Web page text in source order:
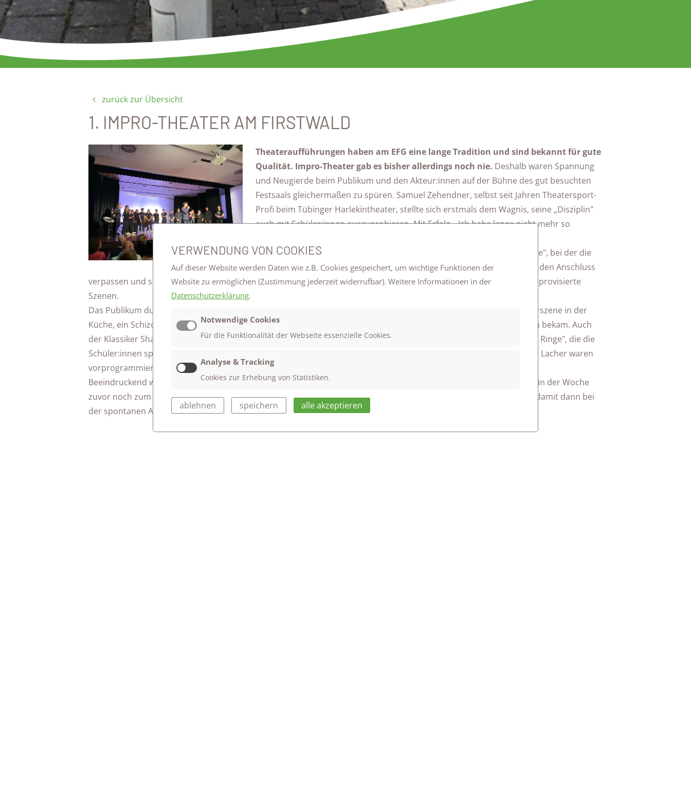
zurück zur Übersicht
1. IMPRO-THEATER AM FIRSTWALD
Theateraufführungen haben am EFG eine lange Tradition und sind bekannt für gute
Qualität. Impro-Theater gab es bisher allerdings noch nie. Deshalb waren Spannung
und Neugierde beim Publikum und den Akteur:innen auf der Bühne des gut besuchten
Festsaals gleichermaßen zu spüren. Samuel Zehendner, selbst seit Jahren Theatersport-
Profi beim Tübinger Harlekintheater, stellte sich erstmals dem Wagnis, seine „Disziplin"
auch mit Schüler:innen auszuprobieren. Mit Erfolg. „Ich habe lange nicht mehr so
Beginnend mit einer gemeinsam ausgedachten „fortlaufenden Geschichte", bei der die
Erzähler:innen auf Zehendners Schnipsen hin wechselten, dabei aber nie den Anschluss
verpassen und später auch verschiedene Buchstaben nicht mehr verwenden durften, folgten verschiedene kurze improvisierte
Szenen.
Das Publikum durfte Spielorte und Themen mitentscheiden und war somit verantwortlich dafür, dass es eine Horrorszene in der
Küche, ein Schizodate am Flughafen, einen Armvortrag über Kiezdeutsch in der Schule u.v.m. zu hören und zu sehen bekam. Auch
der Klassiker Shakespeare war selbstverständlich vertreten, allerdings kombiniert mit Zitaten aus Tolkiens „Herr der Ringe", die die
Schüler:innen spontan in die improvisierte Szene einbauen mussten. Teils äußerst passend, teils eben gar nicht - die Lacher waren
vorprogrammiert.
Beeindruckend war die Flexibilität und die Wortgewandtheit der Oberstufenschüler:innen, die sich mit ihrem Lehrer in der Woche
zuvor noch zum „Trainingslager" ins Kloster Heiligkreuztal zurückgezogen hatten. Denn auch Impro will geübt sein, damit dann bei
der spontanen Aufführung nicht die Worte fehlen. (Za)
VERWENDUNG VON COOKIES
Auf dieser Website werden Daten wie z.B. Cookies gespeichert, um wichtige Funktionen der
Website zu ermöglichen (Zustimmung jederzeit widerrufbar). Weitere Informationen in der
Datenschutzerklärung.
Notwendige Cookies
Für die Funktionalität der Webseite essenzielle Cookies.
Analyse & Tracking
Cookies zur Erhebung von Statistiken.
ablehnen speichern alle akzeptieren